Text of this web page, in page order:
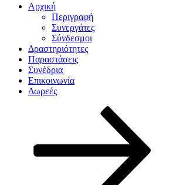
Αρχική
Περιγραφή
Συνεργάτες
Σύνδεσμοι
Δραστηριότητες
Παραστάσεις
Συνέδρια
Επικοινωνία
Δωρεές